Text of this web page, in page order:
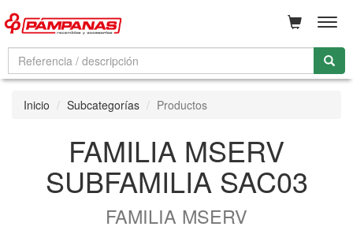
Inicio Subcategorías Productos
FAMILIA MSERV
SUBFAMILIA SAC03
FAMILIA MSERV